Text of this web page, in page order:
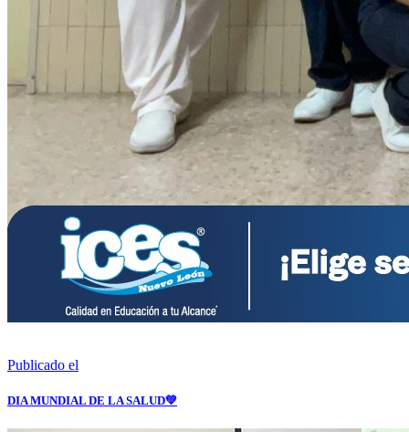
Publicado el
DIA MUNDIAL DE LA SALUD💚